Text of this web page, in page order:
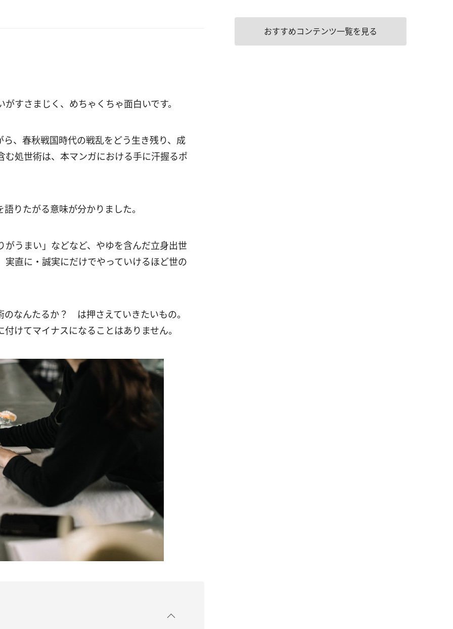
さまじく、めちゃくちゃ面白いです。
、春秋戦国時代の戦乱をどう生き残り、成
処世術は、本マンガにおける手に汗握るポ
りたがる意味が分かりました。
うまい」などなど、やゆを含んだ立身出世
直に・誠実にだけでやっていけるほど世の
なんたるか？ は押さえていきたいもの。
けてマイナスになることはありません。
おすすめコンテンツ一覧を見る